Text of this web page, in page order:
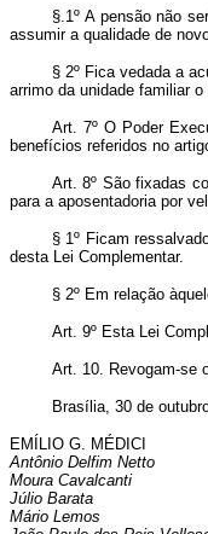
§.1º A pensão não
assumir a qualidade de
§ 2º Fica vedada a
arrimo da unidade familiar
Art. 7º O Poder
benefícios referidos no
Art. 8º São fixadas
para a aposentadoria por
§ 1º Ficam
desta Lei Complementar.
§ 2º Em relação
Art. 9º Esta Lei
Art. 10. Revogam-se
Brasília, 30 de
EMÍLIO G. MÉDICI
Antônio Delfim Netto
Moura Cavalcanti
Júlio Barata
Mário Lemos